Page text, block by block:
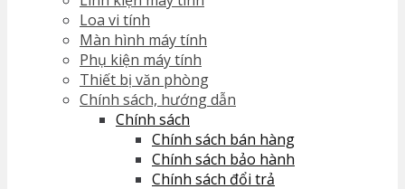
Loa vi tính
Màn hình máy tính
Phụ kiện máy tính
Thiết bị văn phòng
Chính sách, hướng dẫn
Chính sách
Chính sách bán hàng
Chính sách bảo hành
Chính sách đổi trả